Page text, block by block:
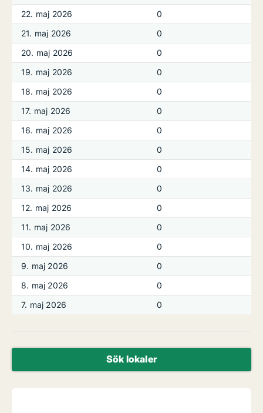
22. maj 2026
0
21. maj 2026
0
20. maj 2026
0
19. maj 2026
0
18. maj 2026
0
17. maj 2026
0
16. maj 2026
0
15. maj 2026
0
14. maj 2026
0
13. maj 2026
0
12. maj 2026
0
11. maj 2026
0
10. maj 2026
0
9. maj 2026
0
8. maj 2026
0
7. maj 2026
0
Sök lokaler